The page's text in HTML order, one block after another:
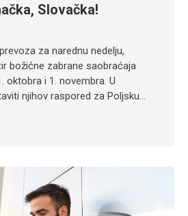
Slovačka!
za narednu nedelju,
božićne zabrane saobraćaja
oktobra i 1. novembra. U
njihov raspored za Poljsku…